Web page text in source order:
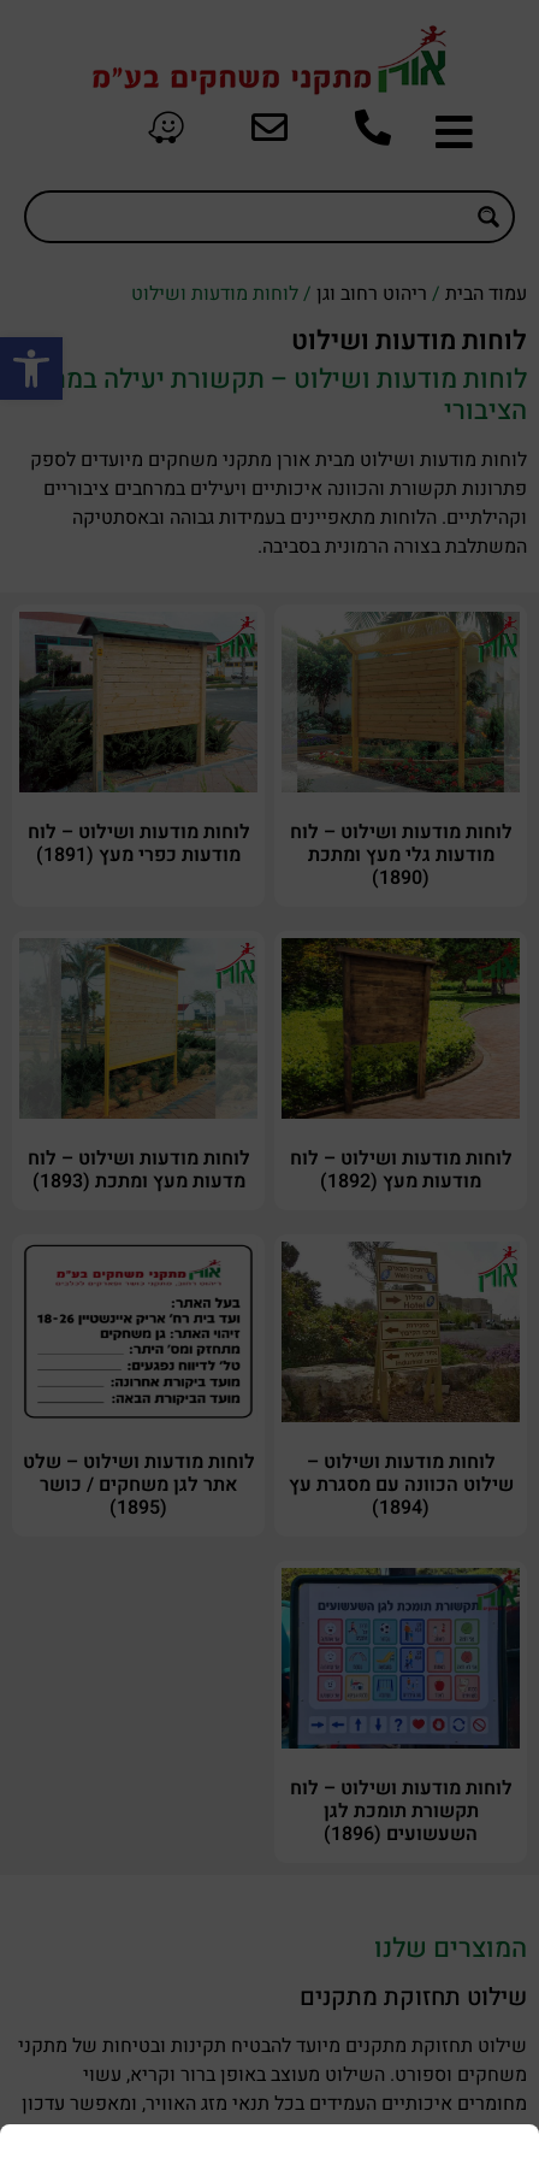
פתח
עמוד הבית / ריהוט רחוב וגן / לוחות מודעות ושילוט
לוחות מודעות ושילוט
לוחות מודעות ושילוט – תקשורת יעילה במרחב
הציבורי
לוחות מודעות ושילוט מבית אורן מתקני משחקים מיועדים לספק
פתרונות תקשורת והכוונה איכותיים ויעילים במרחבים ציבוריים
וקהילתיים. הלוחות מתאפיינים בעמידות גבוהה ובאסתטיקה
המשתלבת בצורה הרמונית בסביבה.
לוחות מודעות ושילוט – לוח
מודעות גלי מעץ ומתכת
(1890)
לוחות מודעות ושילוט – לוח
מודעות כפרי מעץ (1891)
לוחות מודעות ושילוט – לוח
מודעות מעץ (1892)
לוחות מודעות ושילוט – לוח
מדעות מעץ ומתכת (1893)
לוחות מודעות ושילוט –
שילוט הכוונה עם מסגרת עץ
(1894)
לוחות מודעות ושילוט – שלט
אתר לגן משחקים / כושר
(1895)
לוחות מודעות ושילוט – לוח
תקשורת תומכת לגן
השעשועים (1896)
המוצרים שלנו
שילוט תחזוקת מתקנים
שילוט תחזוקת מתקנים מיועד להבטיח תקינות ובטיחות של מתקני
משחקים וספורט. השילוט מעוצב באופן ברור וקריא, עשוי
מחומרים איכותיים העמידים בכל תנאי מזג האוויר, ומאפשר עדכון
והחלפת מידע בקלות ובמהירות.